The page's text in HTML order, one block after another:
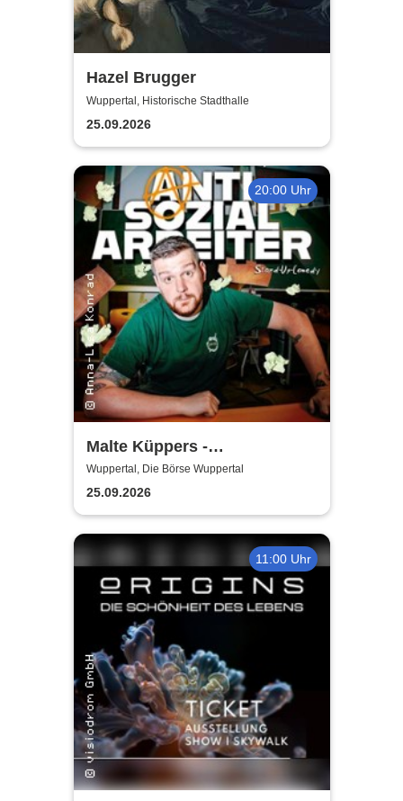
Hazel Brugger
Wuppertal, Historische Stadthalle
25.09.2026
20:00 Uhr
Malte Küppers -
Antisozialarbeiter
Wuppertal, Die Börse Wuppertal
25.09.2026
11:00 Uhr